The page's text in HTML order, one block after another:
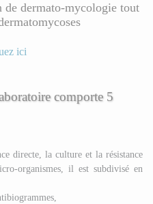
de dermato-mycologie tout
ici
comporte 5
directe, la culture et la résistance
organismes, il est subdivisé en